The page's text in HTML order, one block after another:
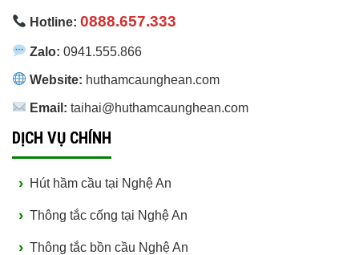
Hotline: 0888.657.333
Zalo: 0941.555.866
Website: huthamcaunghean.com
Email: taihai@huthamcaunghean.com
DỊCH VỤ CHÍNH
Hút hầm cầu tại Nghệ An
Thông tắc cống tại Nghệ An
Thông tắc bồn cầu Nghệ An